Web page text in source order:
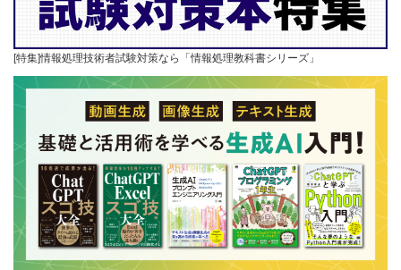
[特集]情報処理技術者試験対策なら「情報処理教科書シリーズ」